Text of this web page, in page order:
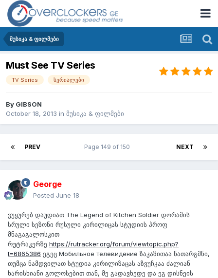
მუსიკა & ფილმები
Must See TV Series
TV Series სერიალები
By GIBSON
October 18, 2013 in მუსიკა & ფილმები
PREV NEXT
Page 149 of 150
George
Posted June 18
ვუყურებ დაუდიათ The Legend of Kitchen Soldier დორამის
სრული სეზონი რუსული კირილიცას სტუდიის პროფ
მნაგაგალოსკით
რუტრაკერზე https://rutracker.org/forum/viewtopic.php?
t=6865386 ეგეც Мобильное телевидение ზაკაზითაა ნათარგმნი,
თუმცა ნამდვილათ სტუდია კირილიზაცას აზვუჩკაა ძალიან
ხარისხიანი გოლოსებით თან, მე გადავხედე და ეგ დისნეის